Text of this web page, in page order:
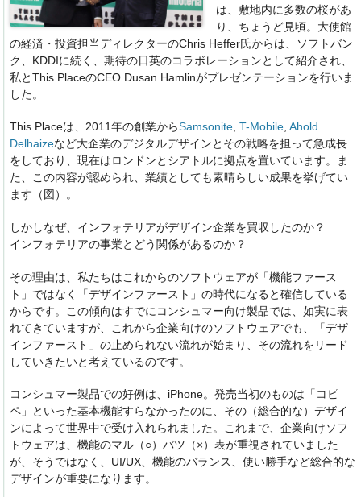
は、敷地内に多数の桜があ
り、ちょうど見頃。大使館
の経済・投資担当ディレクターのChris Heffer氏からは、ソフトバン
ク、KDDIに続く、期待の日英のコラボレーションとして紹介され、
私とThis PlaceのCEO Dusan Hamlinがプレゼンテーションを行いま
した。
This Placeは、2011年の創業からSamsonite,T-Mobile,Ahold
Delhaizeなど大企業のデジタルデザインとその戦略を担って急成長
をしており、現在はロンドンとシアトルに拠点を置いています。ま
た、この内容が認められ、業績としても素晴らしい成果を挙げてい
ます（図）。
しかしなぜ、インフォテリアがデザイン企業を買収したのか？
インフォテリアの事業とどう関係があるのか？
その理由は、私たちはこれからのソフトウェアが「機能ファース
ト」ではなく「デザインファースト」の時代になると確信している
からです。この傾向はすでにコンシュマー向け製品では、如実に表
れてきていますが、これから企業向けのソフトウェアでも、「デザ
インファースト」の止められない流れが始まり、その流れをリード
していきたいと考えているのです。
コンシュマー製品での好例は、iPhone。発売当初のものは「コピ
ペ」といった基本機能すらなかったのに、その（総合的な）デザイ
ンによって世界中で受け入れられました。これまで、企業向けソフ
トウェアは、機能のマル（○）バツ（×）表が重視されていました
が、そうではなく、UI/UX、機能のバランス、使い勝手など総合的な
デザインが重要になります。